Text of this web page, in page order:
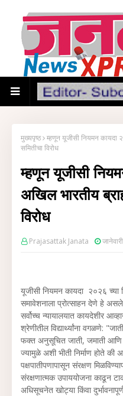
मुख्यपृष्ठ म्हणून यूजीसी नियमन कायदा
समितीचा विरोध
म्हणून यूजीसी
अखिल भारतीय
विरोध
Prajasattak Janata
यूजीसी नियमन कायदा २०२६ च्या
समावेशनाला प्रोत्साहन देणे हे
सर्वोच्च न्यायालयात कायदेशीर
श्रेणीतील विद्यार्थ्यांना वगळणे:
फक्त अनुसूचित जाती, जमाती आणि
ज्यामुळे अशी भीती निर्माण होते की
पक्षपातीपणापासून संरक्षण
संरक्षणात्मक उपाययोजना काढून
अधिसूचनेत खोट्या किंवा